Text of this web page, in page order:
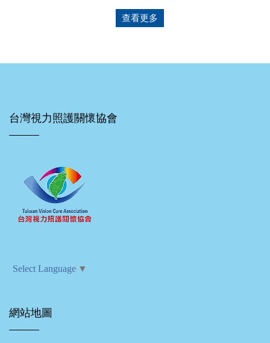
查看更多
台灣視力照護關懷協會
Select Language ▼
網站地圖